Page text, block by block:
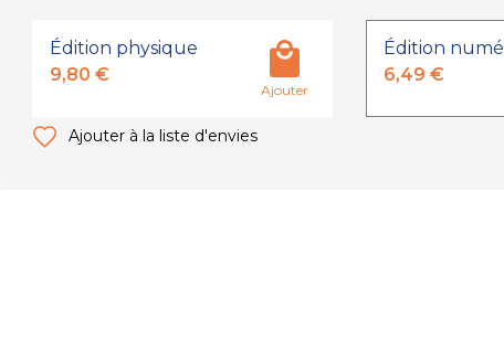
Édition physique
9,80 €
Ajouter
Édition
6,49 €
Ajouter à la liste d'envies